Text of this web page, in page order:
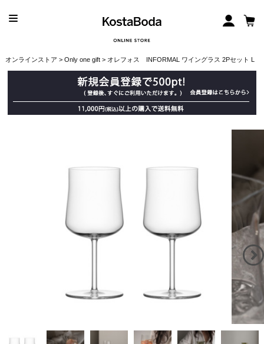
オンラインストア > Only one gift> オレフォス INFORMAL ワイングラス 2Pセット L